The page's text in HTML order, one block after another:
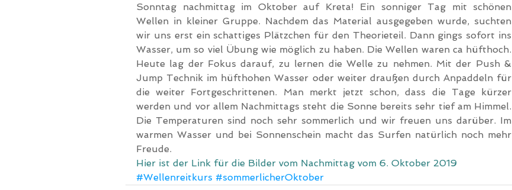
Sonntag nachmittag im Oktober auf Kreta! Ein sonniger Tag mit schönen
Wellen in kleiner Gruppe. Nachdem das Material ausgegeben wurde, suchten
wir uns erst ein schattiges Plätzchen für den Theorieteil. Dann gings sofort ins
Wasser, um so viel Übung wie möglich zu haben. Die Wellen waren ca hüfthoch.
Heute lag der Fokus darauf, zu lernen die Welle zu nehmen. Mit der Push &
Jump Technik im hüfthohen Wasser oder weiter draußen durch Anpaddeln für
die weiter Fortgeschrittenen. Man merkt jetzt schon, dass die Tage kürzer
werden und vor allem Nachmittags steht die Sonne bereits sehr tief am Himmel.
Die Temperaturen sind noch sehr sommerlich und wir freuen uns darüber. Im
warmen Wasser und bei Sonnenschein macht das Surfen natürlich noch mehr
Freude.
Hier ist der Link für die Bilder vom Nachmittag vom 6. Oktober 2019
#Wellenreitkurs #sommerlicherOktober